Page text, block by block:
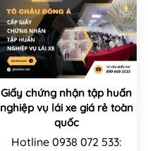
Giấy chứng nhận tập huấn
nghiệp vụ lái xe giá rẻ toàn
quốc
Hotline 0938 072 533: